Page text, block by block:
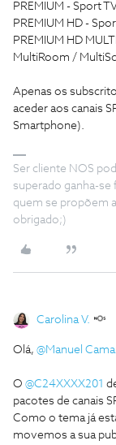
PREMIUM - Sport
PREMIUM HD -
PREMIUM HD
MultiRoom /
Apenas os
aceder aos canais
Smartphone).
Ser cliente NOS
superado ganha-
quem se propõem
obrigado;)
Carolina V.
Olá, @Manuel
O @C24XXXX201
pacotes de canais
Como o tema já
movemos a sua